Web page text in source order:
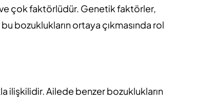
çok faktörlüdür. Genetik faktörler,
bozuklukların ortaya çıkmasında rol
ilişkilidir. Ailede benzer bozuklukların